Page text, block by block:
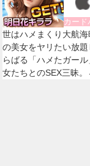
カード
世はハメまくり大航
の美女をヤリたい放
らばる「ハメたガー
女たちとのSEX三昧